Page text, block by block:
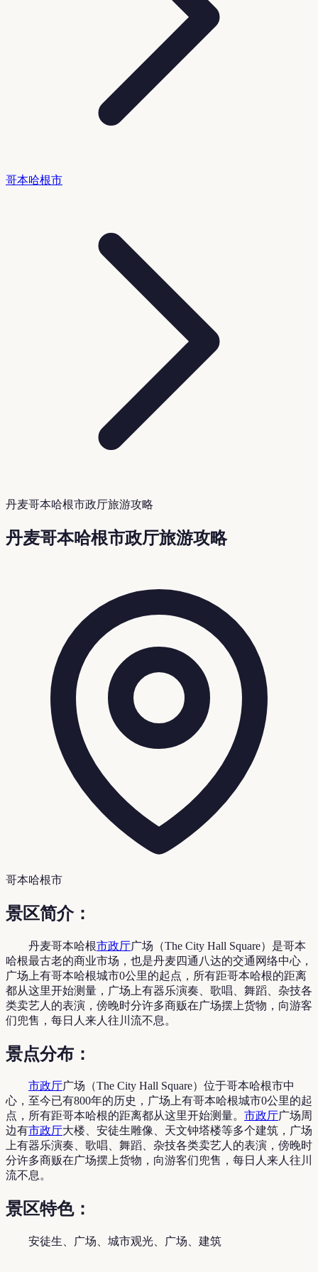
哥本哈根市
丹麦哥本哈根市政厅旅游攻略
丹麦哥本哈根市政厅旅游攻略
哥本哈根市
景区简介：
丹麦哥本哈根市政厅广场（The City Hall Square）是哥本
哈根最古老的商业市场，也是丹麦四通八达的交通网络中心，
广场上有哥本哈根城市0公里的起点，所有距哥本哈根的距离
都从这里开始测量，广场上有器乐演奏、歌唱、舞蹈、杂技各
类卖艺人的表演，傍晚时分许多商贩在广场摆上货物，向游客
们兜售，每日人来人往川流不息。
景点分布：
市政厅广场（The City Hall Square）位于哥本哈根市中
心，至今已有800年的历史，广场上有哥本哈根城市0公里的起
点，所有距哥本哈根的距离都从这里开始测量。 市政厅广场周
边有市政厅大楼、安徒生雕像、天文钟塔楼等多个建筑，广场
上有器乐演奏、歌唱、舞蹈、杂技各类卖艺人的表演，傍晚时
分许多商贩在广场摆上货物，向游客们兜售，每日人来人往川
流不息。
景区特色：
安徒生、广场、城市观光、广场、建筑